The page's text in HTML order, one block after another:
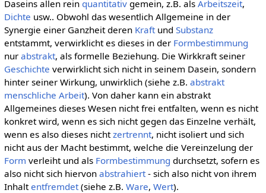
Daseins allen rein quantitativgemein, z.B. als Arbeitszeit,
Dichte usw.. Obwohl das wesentlich Allgemeine in der
Synergie einer Ganzheit deren Kraftund Substanz
entstammt, verwirklicht es dieses in der Formbestimmung
nur abstrakt, als formelle Beziehung. Die Wirkkraft seiner
Geschichte verwirklicht sich nicht in seinem Dasein, sondern
hinter seiner Wirkung, unwirklich (siehe z.B. abstrakt
menschliche Arbeit). Von daher kann ein abstrakt
Allgemeines dieses Wesen nicht frei entfalten, wenn es nicht
konkret wird, wenn es sich nicht gegen das Einzelne verhält,
wenn es also dieses nichtzertrennt, nicht isoliert und sich
nicht aus der Macht bestimmt, welche die Vereinzelung der
Form verleiht und als Formbestimmung durchsetzt, sofern es
also nicht sich hiervon abstrahiert- sich also nicht von ihrem
Inhaltentfremdet(siehe z.B. Ware, Wert).